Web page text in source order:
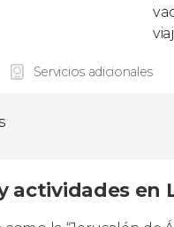
Servicios adicionales
actividades en